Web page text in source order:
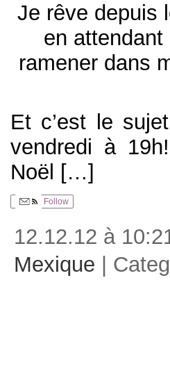
Je rêve depuis
en attendant
ramener dans
Et c’est le
vendredi à
Noël […]
Follow
12.12.12 à
Mexique |